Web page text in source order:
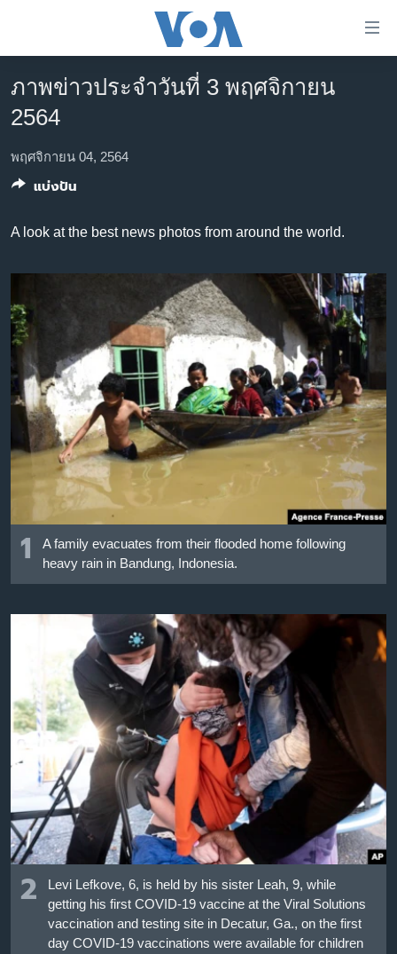
ข้าม
ไป
หลัก
ข้าม
หน้า
ข้าม
ไป
การ
ค้นหา
หน้าหลัก
โลก
เอเชีย
สหรัฐฯ
ไทย
สังคมและสุขภาพ
ไลฟ์สไตล์
ตรวจสอบข่าว
เรียนรู้ภาษาอังกฤษ
พอดคาสต์
ติดตามเรา
เลือกภาษา
ภาพข่าวประจำวันที่ 3 พฤศจิกายน
2564
พฤศจิกายน 04, 2564
A look at the best news photos from around the world.
1
A family evacuates from their flooded home following
heavy rain in Bandung, Indonesia.
2
Levi Lefkove, 6, is held by his sister Leah, 9, while
getting his first COVID-19 vaccine at the Viral Solutions
vaccination and testing site in Decatur, Ga., on the first
day COVID-19 vaccinations were available for children
แบ่งปัน